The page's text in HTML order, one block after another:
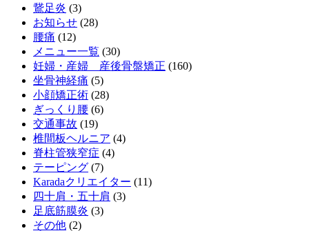
鵞足炎 (3)
お知らせ (28)
腰痛 (12)
メニュー一覧 (30)
妊婦・産婦 産後骨盤矯正 (160)
坐骨神経痛 (5)
小顔矯正術 (28)
ぎっくり腰 (6)
交通事故 (19)
椎間板ヘルニア (4)
脊柱管狭窄症 (4)
テーピング (7)
Karadaクリエイター (11)
四十肩・五十肩 (3)
足底筋膜炎 (3)
その他 (2)